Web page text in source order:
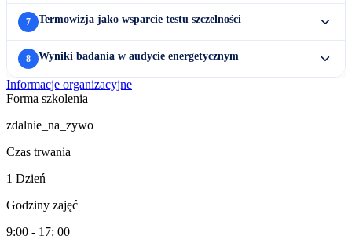
7 Termowizja jako wsparcie testu szczelności
8 Wyniki badania w audycie energetycznym
Informacje organizacyjne
Forma szkolenia
zdalnie_na_zywo
Czas trwania
1 Dzień
Godziny zajęć
9:00 - 17: 00